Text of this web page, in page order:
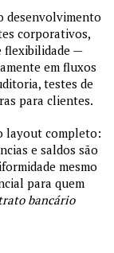
desenvolvimento
corporativos,
flexibilidade —
em fluxos
testes de
para clientes.
layout completo:
e saldos são
mesmo
para quem
bancário